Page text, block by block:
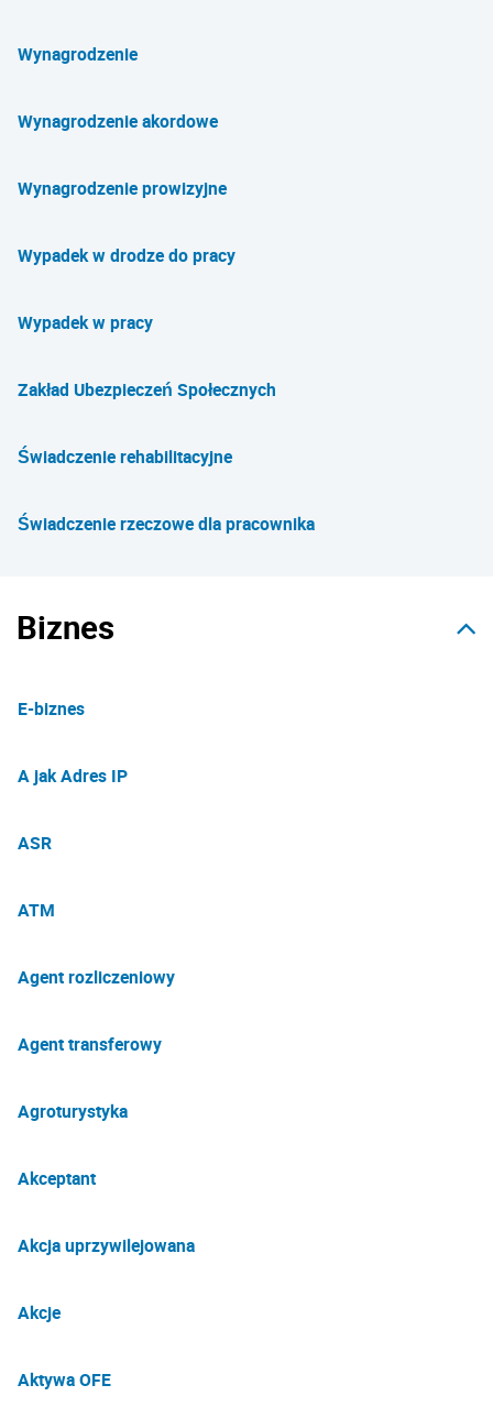
Wynagrodzenie
Wynagrodzenie akordowe
Wynagrodzenie prowizyjne
Wypadek w drodze do pracy
Wypadek w pracy
Zakład Ubezpieczeń Społecznych
Świadczenie rehabilitacyjne
Świadczenie rzeczowe dla pracownika
Biznes
E-biznes
A jak Adres IP
ASR
ATM
Agent rozliczeniowy
Agent transferowy
Agroturystyka
Akceptant
Akcja uprzywilejowana
Akcje
Aktywa OFE